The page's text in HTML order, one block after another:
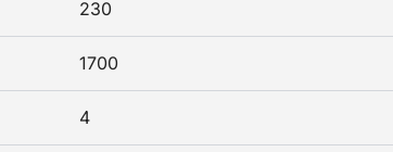
230
1700
4